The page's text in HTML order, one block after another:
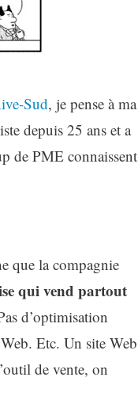
Sud, je pense à ma
depuis 25 ans et a
de PME connaissent
que la compagnie
qui vend partout
d’optimisation
Etc. Un site Web
de vente, on